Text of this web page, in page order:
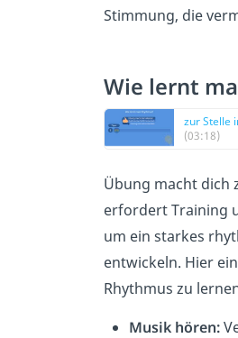
Stimmung, die
Wie lernt
zur Stelle
(03:18)
Übung macht dich
erfordert Training
um ein starkes
entwickeln. Hier
Rhythmus zu
Musik hören: